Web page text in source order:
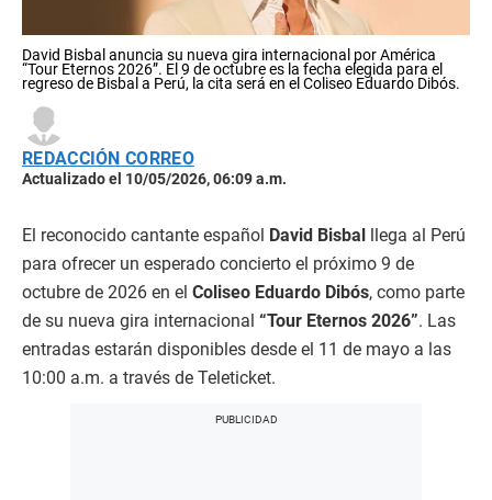
David Bisbal anuncia su nueva gira internacional por América
“Tour Eternos 2026”. El 9 de octubre es la fecha elegida para el
regreso de Bisbal a Perú, la cita será en el Coliseo Eduardo Dibós.
REDACCIÓN CORREO
Actualizado el 10/05/2026, 06:09 a.m.
El reconocido cantante español David Bisbal llega al Perú
para ofrecer un esperado concierto el próximo 9 de
octubre de 2026 en el Coliseo Eduardo Dibós, como parte
de su nueva gira internacional “Tour Eternos 2026”. Las
entradas estarán disponibles desde el 11 de mayo a las
10:00 a.m. a través de Teleticket.